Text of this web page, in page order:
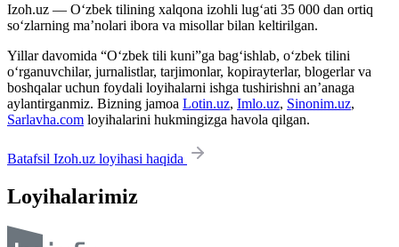
Izoh.uz — O‘zbek tilining xalqona izohli lug‘ati 35 000 dan ortiq
so‘zlarning ma’nolari ibora va misollar bilan keltirilgan.
Yillar davomida “O‘zbek tili kuni”ga bag‘ishlab, o‘zbek tilini
o‘rganuvchilar, jurnalistlar, tarjimonlar, kopirayterlar, blogerlar va
boshqalar uchun foydali loyihalarni ishga tushirishni an’anaga
aylantirganmiz. Bizning jamoa Lotin.uz, Imlo.uz, Sinonim.uz,
Sarlavha.com loyihalarini hukmingizga havola qilgan.
Batafsil Izoh.uz loyihasi haqida
Loyihalarimiz